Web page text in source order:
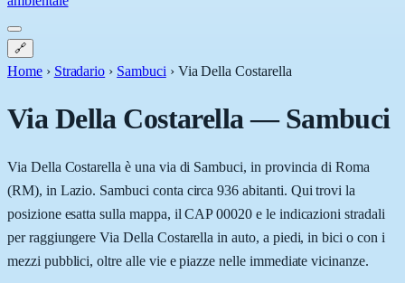
🔗
Home › Stradario › Sambuci › Via Della Costarella
Via Della Costarella—Sambuci
Via Della Costarella è una via di Sambuci, in provincia di Roma
(RM), in Lazio. Sambuci conta circa 936 abitanti. Qui trovi la
posizione esatta sulla mappa, il CAP 00020 e le indicazioni stradali
per raggiungere Via Della Costarella in auto, a piedi, in bici o con i
mezzi pubblici, oltre alle vie e piazze nelle immediate vicinanze.